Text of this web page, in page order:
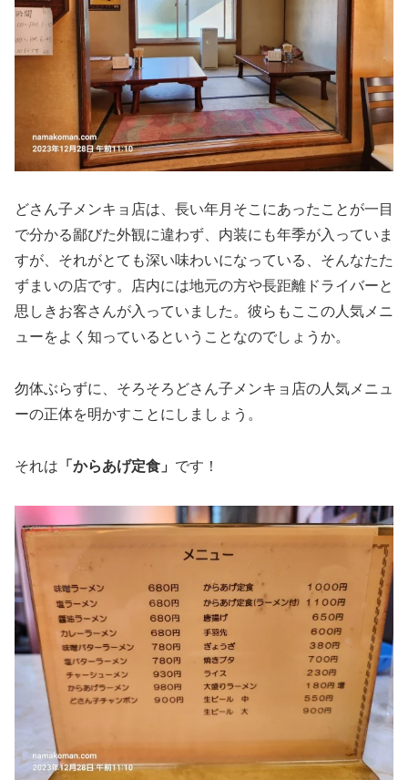
どさん子メンキョ店は、長い年月そこにあったことが一目
で分かる鄙びた外観に違わず、内装にも年季が入っていま
すが、それがとても深い味わいになっている、そんなたた
ずまいの店です。店内には地元の方や長距離ドライバーと
思しきお客さんが入っていました。彼らもここの人気メニ
ューをよく知っているということなのでしょうか。
勿体ぶらずに、そろそろどさん子メンキョ店の人気メニュ
ーの正体を明かすことにしましょう。
それは 「からあげ定食」 です！